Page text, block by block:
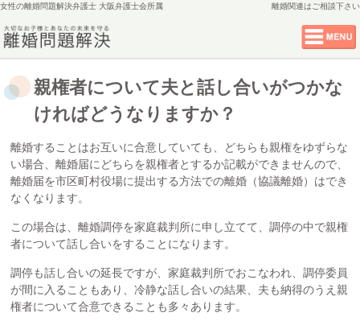
親権者について夫と話し合いがつかな
ければどうなりますか？
離婚することはお互いに合意していても、どちらも親権をゆずらな
い場合、離婚届にどちらを親権者とするか記載ができませんので、
離婚届を市区町村役場に提出する方法での離婚（協議離婚）はでき
なくなります。
この場合は、離婚調停を家庭裁判所に申し立てて、調停の中で親権
者について話し合いをすることになります。
調停も話し合いの延長ですが、家庭裁判所でおこなわれ、調停委員
が間に入ることもあり、冷静な話し合いの結果、夫も納得のうえ親
権者について合意できることも多々あります。
女性の離婚問題解決弁護士 大阪弁護士会所属 離婚関連はご相談下さい